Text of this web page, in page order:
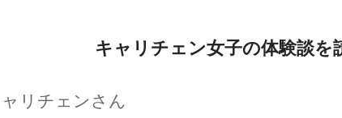
キャリチェン女子の体験談を
リチェンさん